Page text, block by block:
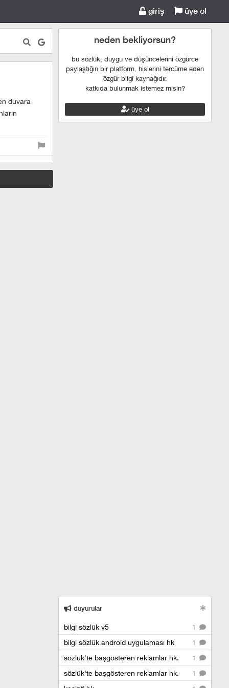
giriş üye ol
duvara
neden bekliyorsun?
bu sözlük, duygu ve düşüncelerini özgürce
paylaştığın bir platform, hislerini tercüme eden
özgür bilgi kaynağıdır.
katkıda bulunmak istemez misin?
üye ol
duyurular
1
bilgi sözlük v5
1
bilgi sözlük android uygulaması hk
1
sözlük'te başgösteren reklamlar hk.
1
sözlük'te başgösteren reklamlar hk.